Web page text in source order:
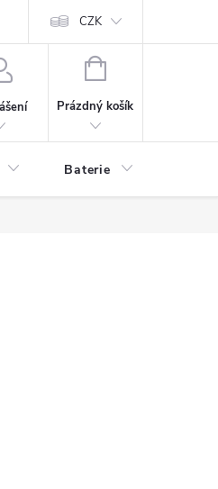
CZK
NÁKUPNÍ
Prázdný košík
Baterie